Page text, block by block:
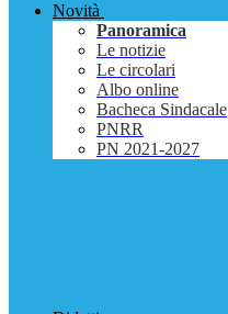
Novità
Panoramica
Le notizie
Le circolari
Albo online
Bacheca Sindacale
PNRR
PN 2021-2027